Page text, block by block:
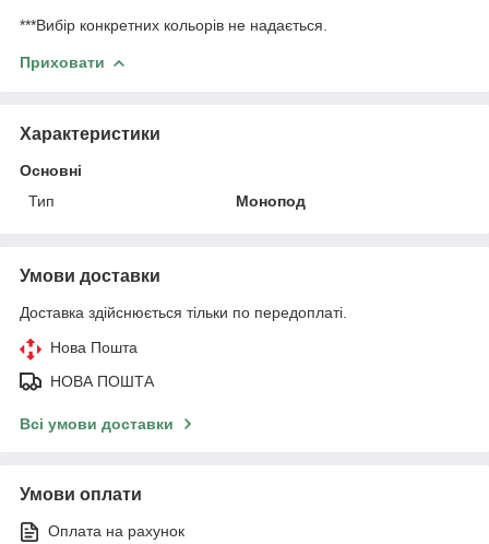
***Вибір конкретних кольорів не надається.
Приховати
Характеристики
Основні
Тип
Монопод
Умови доставки
Доставка здійснюється тільки по передоплаті.
Нова Пошта
НОВА ПОШТА
Всі умови доставки
Умови оплати
Оплата на рахунок